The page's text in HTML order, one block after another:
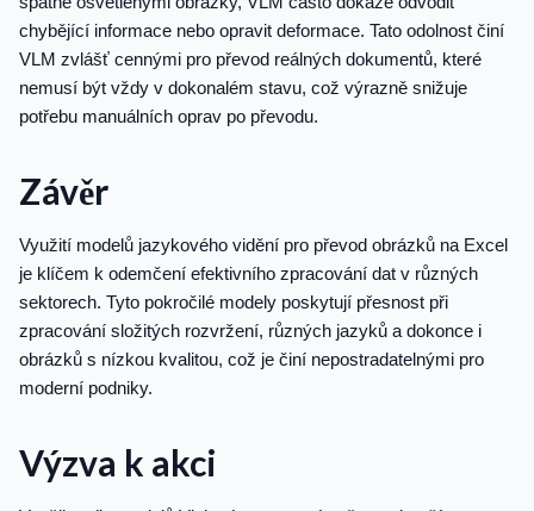
chybějící informace nebo opravit deformace. Tato odolnost činí
VLM zvlášť cennými pro převod reálných dokumentů, které
nemusí být vždy v dokonalém stavu, což výrazně snižuje
potřebu manuálních oprav po převodu.
Závěr
Využití modelů jazykového vidění pro převod obrázků na Excel
je klíčem k odemčení efektivního zpracování dat v různých
sektorech. Tyto pokročilé modely poskytují přesnost při
zpracování složitých rozvržení, různých jazyků a dokonce i
obrázků s nízkou kvalitou, což je činí nepostradatelnými pro
moderní podniky.
Výzva k akci